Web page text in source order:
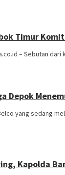
Timur
– Sebutan
Depok
yang sedang
Kapolda